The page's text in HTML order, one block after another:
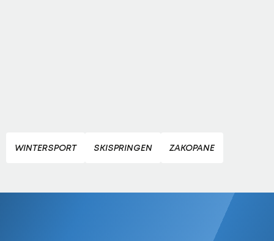
WINTERSPORT SKISPRINGEN ZAKOPANE